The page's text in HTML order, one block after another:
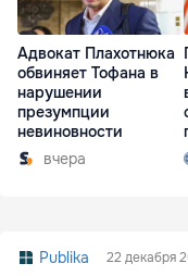
Адвокат Плахотнюка
обвиняет Тофана в
нарушении
презумпции
невиновности
вчера
Publika 22 декабря